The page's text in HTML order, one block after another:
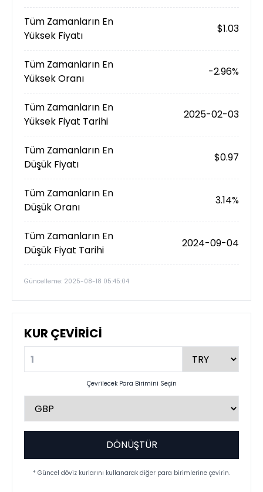
Tüm Zamanların En
Yüksek Fiyatı
$1.03
Tüm Zamanların En
Yüksek Oranı
-2.96%
Tüm Zamanların En
Yüksek Fiyat Tarihi
2025-02-03
Tüm Zamanların En
Düşük Fiyatı
$0.97
Tüm Zamanların En
Düşük Oranı
3.14%
Tüm Zamanların En
Düşük Fiyat Tarihi
2024-09-04
Güncelleme: 2025-08-18 05:45:04
KUR ÇEVİRİCİ
Çevrilecek Para Birimini Seçin
DÖNÜŞTÜR
* Güncel döviz kurlarını kullanarak diğer para birimlerine çevirin.